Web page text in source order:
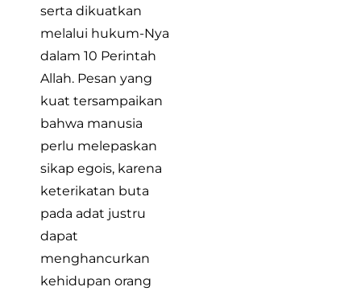
serta dikuatkan
melalui hukum-Nya
dalam 10 Perintah
Allah. Pesan yang
kuat tersampaikan
bahwa manusia
perlu melepaskan
sikap egois, karena
keterikatan buta
pada adat justru
dapat
menghancurkan
kehidupan orang